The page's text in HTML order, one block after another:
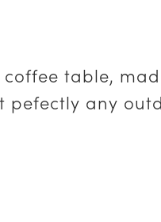
table,
pefectly any